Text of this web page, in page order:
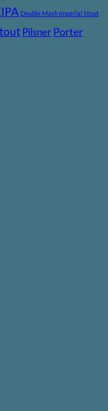
Double Mash Imperial Stout
Pilsner Porter